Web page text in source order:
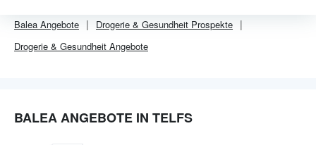
Balea Angebote Drogerie & Gesundheit Prospekte
Drogerie & Gesundheit Angebote
BALEA ANGEBOTE IN TELFS